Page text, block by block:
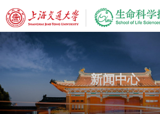
新闻中心